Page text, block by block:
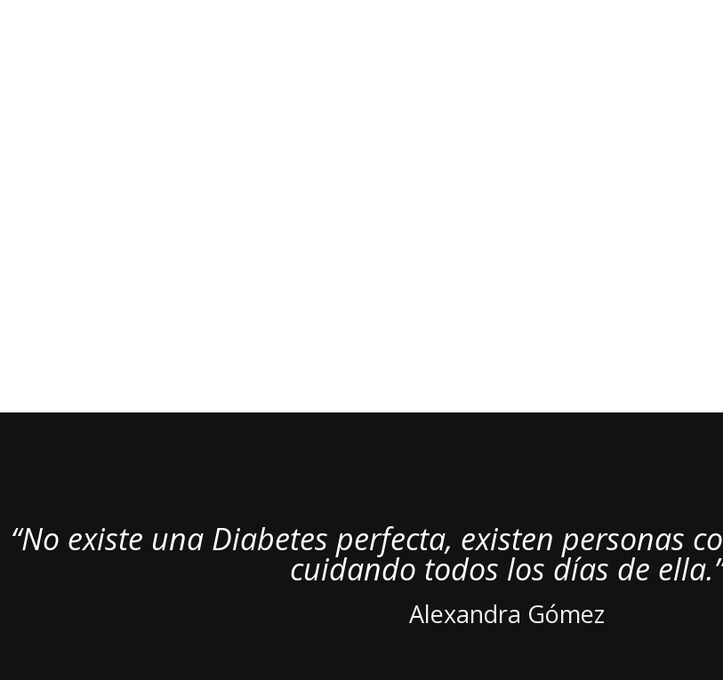
“No existe una Diabetes perfecta, existen personas
cuidando todos los días de
Alexandra Gómez